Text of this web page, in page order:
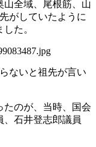
山全域、尾根筋、山
がしていたように
た。
ないと祖先が言い
たのが、当時、国会
、石井登志郎議員